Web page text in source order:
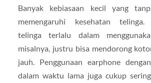
Banyak kebiasaan kecil yang
memengaruhi kesehatan telinga.
telinga terlalu dalam
misalnya, justru bisa mendorong
jauh. Penggunaan earphone
dalam waktu lama juga cukup